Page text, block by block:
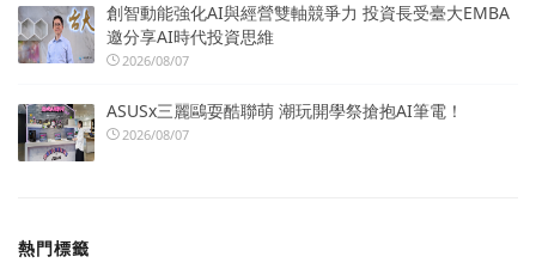
創智動能強化AI與經營雙軸競爭力 投資長受臺大EMBA
邀分享AI時代投資思維
2026/08/07
ASUSx三麗鷗耍酷聯萌 潮玩開學祭搶抱AI筆電！
2026/08/07
熱門標籤